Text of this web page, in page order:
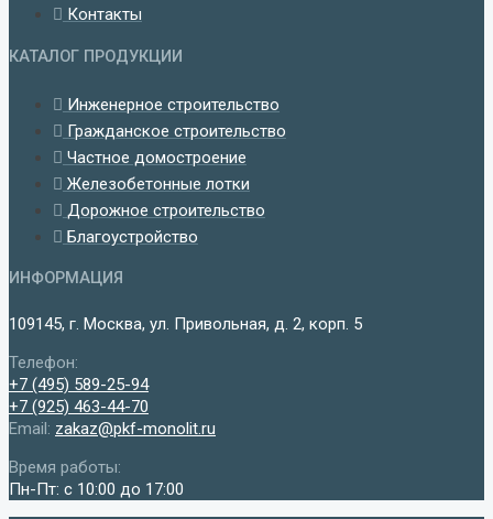
Контакты
КАТАЛОГ ПРОДУКЦИИ
Инженерное строительство
Гражданское строительство
Частное домостроение
Железобетонные лотки
Дорожное строительство
Благоустройство
ИНФОРМАЦИЯ
109145, г. Москва, ул. Привольная, д. 2, корп. 5
Телефон:
+7 (495) 589-25-94
+7 (925) 463-44-70
Email: zakaz@pkf-monolit.ru
Время работы:
Пн-Пт: с 10:00 до 17:00